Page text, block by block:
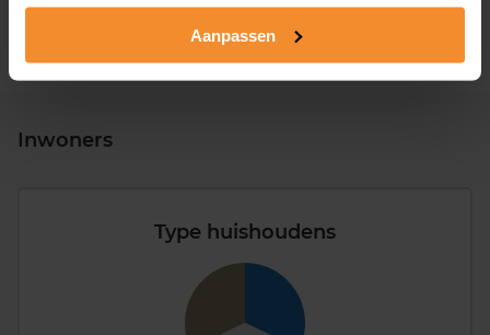
Aanpassen
2008 of later
9%
Inwoners
Type huishoudens